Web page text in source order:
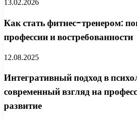
13.02.2026
Как стать фитнес-тренером:
профессии и востребованности
12.08.2025
Интегративный подход в
современный взгляд на
развитие